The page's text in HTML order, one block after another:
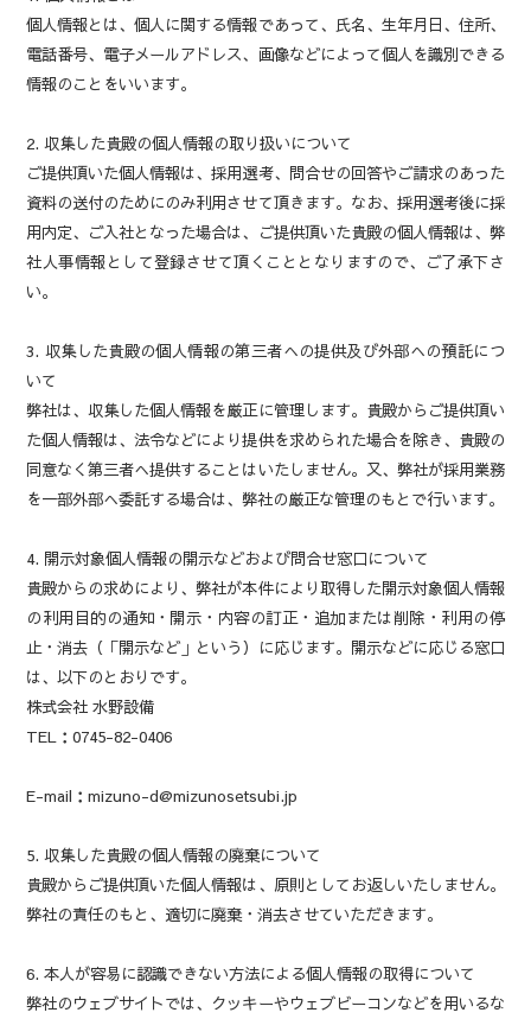
個人情報とは、個人に関する情報であって、氏名、生年月日、住所、
電話番号、電子メールアドレス、画像などによって個人を識別できる
情報のことをいいます。
2. 収集した貴殿の個人情報の取り扱いについて
ご提供頂いた個人情報は、採用選考、問合せの回答やご請求のあった
資料の送付のためにのみ利用させて頂きます。なお、採用選考後に採
用内定、ご入社となった場合は、ご提供頂いた貴殿の個人情報は、弊
社人事情報として登録させて頂くこととなりますので、ご了承下さ
い。
3. 収集した貴殿の個人情報の第三者への提供及び外部への預託につ
いて
弊社は、収集した個人情報を厳正に管理します。貴殿からご提供頂い
た個人情報は、法令などにより提供を求められた場合を除き、貴殿の
同意なく第三者へ提供することはいたしません。又、弊社が採用業務
を一部外部へ委託する場合は、弊社の厳正な管理のもとで行います。
4. 開示対象個人情報の開示などおよび問合せ窓口について
貴殿からの求めにより、弊社が本件により取得した開示対象個人情報
の利用目的の通知・開示・内容の訂正・追加または削除・利用の停
止・消去（「開示など」という）に応じます。開示などに応じる窓口
は、以下のとおりです。
株式会社 水野設備
TEL：0745-82-0406
E-mail：mizuno-d@mizunosetsubi.jp
5. 収集した貴殿の個人情報の廃棄について
貴殿からご提供頂いた個人情報は、原則としてお返しいたしません。
弊社の責任のもと、適切に廃棄・消去させていただきます。
6. 本人が容易に認識できない方法による個人情報の取得について
弊社のウェブサイトでは、クッキーやウェブビーコンなどを用いるな